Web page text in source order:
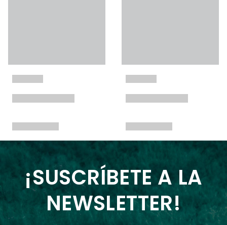
¡SUSCRÍBETE A LA
NEWSLETTER!